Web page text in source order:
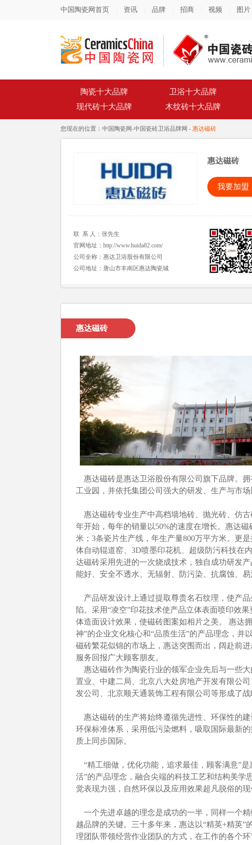
中国陶瓷网首页 资讯 品牌 招商 视频 图片
陶瓷十大品牌 卫浴十大品牌
现代砖十大品牌
木纹砖十大品牌
您现在的位置： 中国陶瓷网-中国瓷砖卫浴品牌网 - 惠达磁砖
惠达磁砖
我要加盟
联 系 人：张先生
官网地址： http://www.huida82.com/
公司全称：惠达卫浴股份有限公司
公司地址：唐山市丰南区惠达陶瓷城
惠达磁砖
惠达磁砖是惠达卫浴股份有限公司旗下品牌。
工业园，并依托集团公司强大的研发、生产与市
惠达磁砖专业生产中高档墙地砖、抛光砖、仿
年开始，每年的销量以50%的速度在增长。惠达
米；3条瓷片生产线，年生产量800万平方米。更
体自动辊道窑、3D喷墨印花机、超级防污科技在
达磁砖采用先进的一次烧成技术，独自成功研发
能好、安全不透水、无辐射、防污染、抗腐蚀、易
产品研发设计上通过提取尊贵名石纹理，使产
陷。采用“凌空”印花技术使产品立体表面喷印效
体造面设计效果，使磁砖图案如相片之美。 惠达
神”的企业文化核心和“品质生活”的产品理念，并
磁砖繁花似锦的市场上，惠达突围而出，阔赴前
服务回报广大顾客朋友。
惠达磁砖作为陶瓷行业的领军企业先后与一些
置业、中建二局、北京八大处房地产开发有限公
发公司、北京顺天通装饰工程有限公司等形成了战
惠达磁砖的生产将始终遵循先进性、环保性的建
环保标准体系，采用低污染燃料，吸取国际最新
质上同步国际。
“精工细做，优化功能，追求最佳，顾客满意”
活”的产品理念，融合尖端的科技工艺和结构美学
觉表现力强，自然环保以及应用效果超凡脱俗的现
一个先进卓越的理念是成功的一半，同样一个
越品牌的关键。三十多年来，惠达以“精英+精英
理团队带领经营作业团队的方式，在工作的各个环